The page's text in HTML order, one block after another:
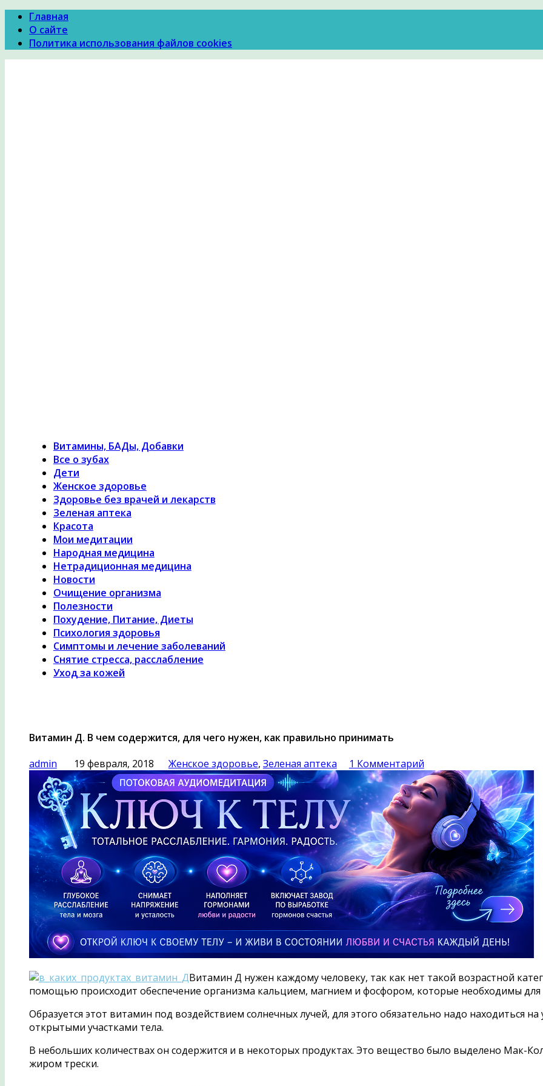
Главная
О сайте
Политика использования файлов cookies
Витамины, БАДы, Добавки
Все о зубах
Дети
Женское здоровье
Здоровье без врачей и лекарств
Зеленая аптека
Красота
Мои медитации
Народная медицина
Нетрадиционная медицина
Новости
Очищение организма
Полезности
Похудение, Питание, Диеты
Психология здоровья
Симптомы и лечение заболеваний
Снятие стресса, расслабление
Уход за кожей
Витамин Д. В чем содержится, для чего нужен, как правильно принимать
admin
19 февраля, 2018 Женское здоровье, Зеленая аптека 1 Комментарий
Витамин Д нужен каждому человеку, так как нет такой возрастной
помощью происходит обеспечение организма кальцием, магнием и фосфором, которые необходимы
Образуется этот витамин под воздействием солнечных лучей, для этого обязательно надо находиться
открытыми участками тела.
В небольших количествах он содержится и в некоторых продуктах. Это вещество было выделено Мак-
жиром трески.